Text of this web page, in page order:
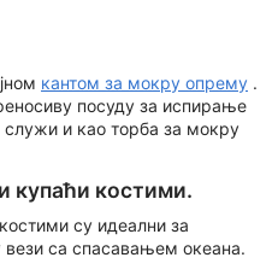
кантом за мокру опрему .
посуду за испирање
служи и као торба за мокру
купаћи костими.
су идеални за
вези са спасавањем океана.